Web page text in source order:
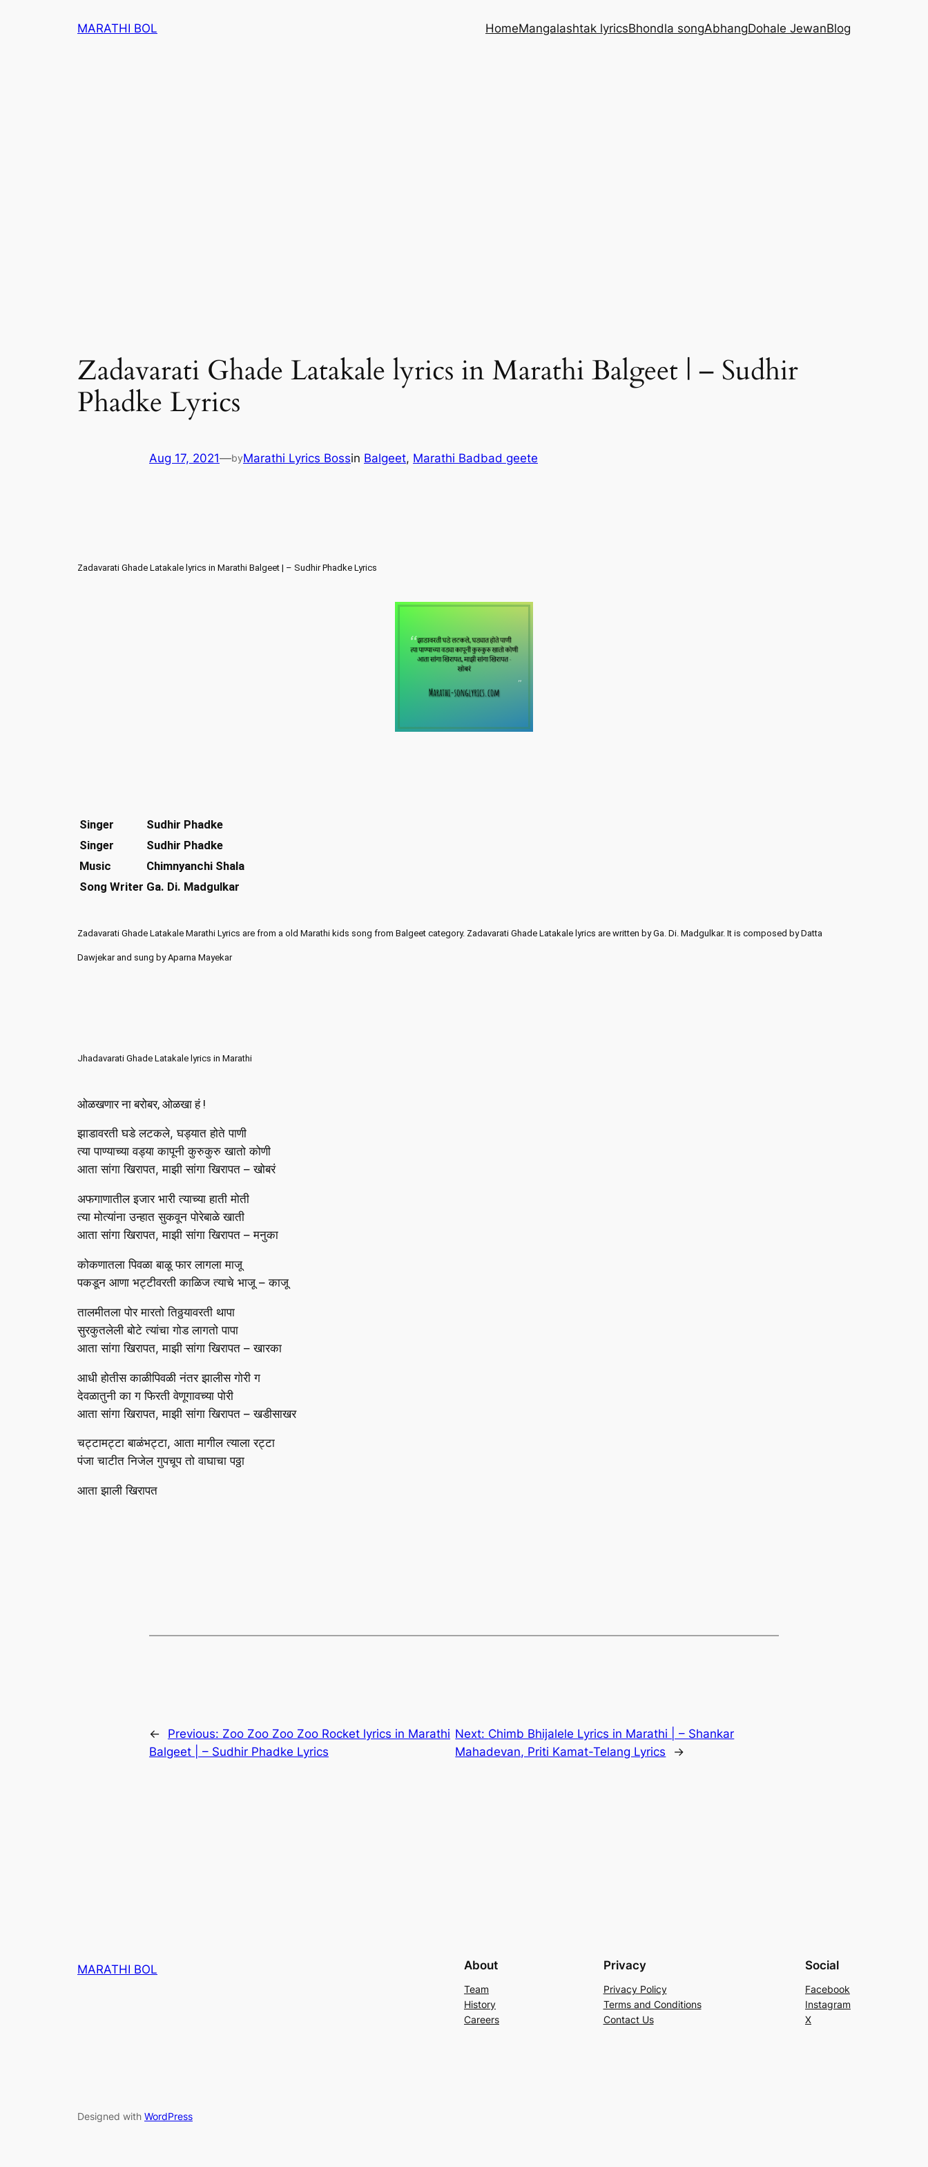
MARATHI BOL HomeMangalashtak lyricsBhondla songAbhangDohale JewanBlog
Zadavarati Ghade Latakale lyrics in Marathi Balgeet | – Sudhir
Phadke Lyrics
Aug 17, 2021—byMarathi Lyrics Bossin Balgeet, Marathi Badbad geete
Zadavarati Ghade Latakale lyrics in Marathi Balgeet | – Sudhir Phadke Lyrics
Singer
Sudhir Phadke
Singer
Sudhir Phadke
Music
Chimnyanchi Shala
Song Writer Ga. Di. Madgulkar
Zadavarati Ghade Latakale Marathi Lyrics are from a old Marathi kids song from Balgeet category. Zadavarati Ghade Latakale lyrics are written by Ga. Di. Madgulkar. It is composed by Datta
Dawjekar and sung by Aparna Mayekar
Jhadavarati Ghade Latakale lyrics in Marathi
ओळखणार ना बरोबर, ओळखा हं !
झाडावरती घडे लटकले, घड्यात होते पाणी
त्या पाण्याच्या वड्या कापूनी कुरुकुरु खातो कोणी
आता सांगा खिरापत, माझी सांगा खिरापत – खोबरं
अफगाणातील इजार भारी त्याच्या हाती मोती
त्या मोत्यांना उन्हात सुकवून पोरेबाळे खाती
आता सांगा खिरापत, माझी सांगा खिरापत – मनुका
कोकणातला पिवळा बाळू फार लागला माजू
पकडून आणा भट्टीवरती काळिज त्याचे भाजू – काजू
तालमीतला पोर मारतो तिठ्ठयावरती थापा
सुरकुतलेली बोटे त्यांचा गोड लागतो पापा
आता सांगा खिरापत, माझी सांगा खिरापत – खारका
आधी होतीस काळीपिवळी नंतर झालीस गोरी ग
देवळातुनी का ग फिरती वेणूगावच्या पोरी
आता सांगा खिरापत, माझी सांगा खिरापत – खडीसाखर
चट्टामट्टा बाळंभट्टा, आता मागील त्याला रट्टा
पंजा चाटीत निजेल गुपचूप तो वाघाचा पठ्ठा
आता झाली खिरापत
← Previous: Zoo Zoo Zoo Zoo Rocket lyrics in Marathi
Balgeet | – Sudhir Phadke Lyrics
Next: Chimb Bhijalele Lyrics in Marathi | – Shankar
Mahadevan, Priti Kamat-Telang Lyrics
→
MARATHI BOL About
Team
History
Careers
Privacy
Privacy Policy
Terms and Conditions
Contact Us
Social
Facebook
Instagram
X
Designed with WordPress